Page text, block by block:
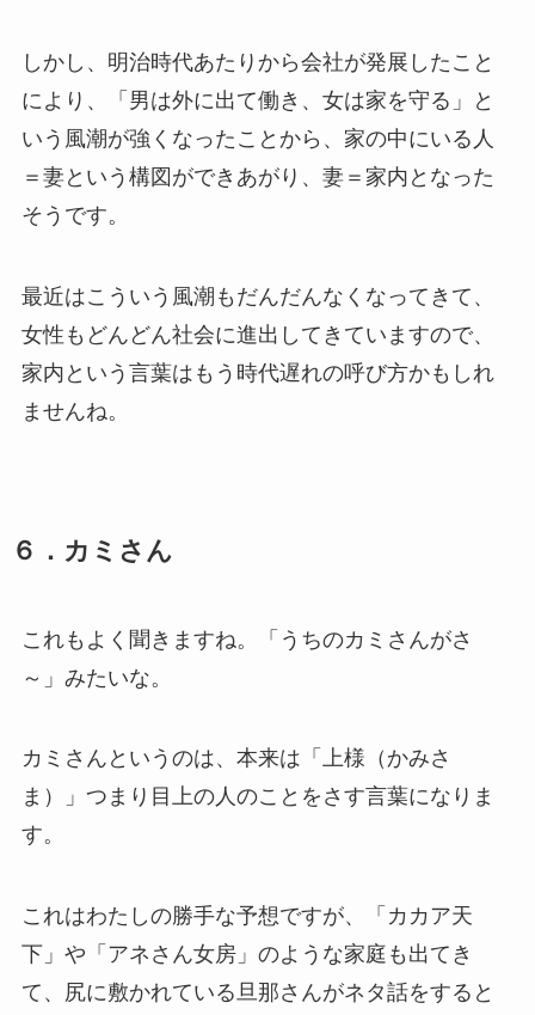
しかし、明治時代あたりから会社が発展したこと
により、「男は外に出て働き、女は家を守る」と
いう風潮が強くなったことから、家の中にいる人
＝妻という構図ができあがり、妻＝家内となった
そうです。
最近はこういう風潮もだんだんなくなってきて、
女性もどんどん社会に進出してきていますので、
家内という言葉はもう時代遅れの呼び方かもしれ
ませんね。
６．カミさん
これもよく聞きますね。「うちのカミさんがさ
～」みたいな。
カミさんというのは、本来は「上様（かみさ
ま）」つまり目上の人のことをさす言葉になりま
す。
これはわたしの勝手な予想ですが、「カカア天
下」や「アネさん女房」のような家庭も出てき
て、尻に敷かれている旦那さんがネタ話をすると